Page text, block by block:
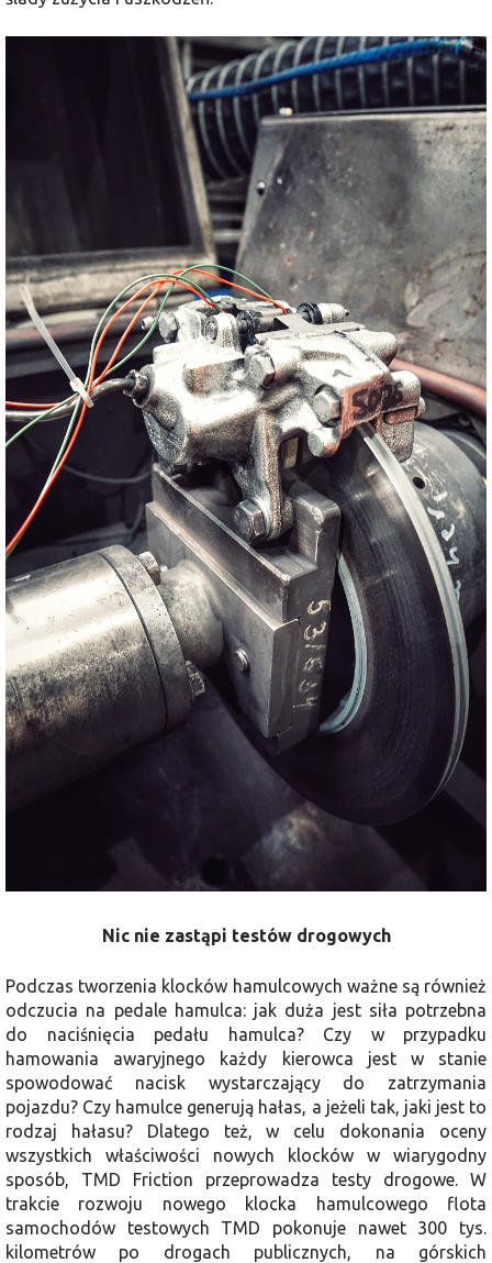
Nic nie zastąpi testów drogowych
Podczas tworzenia klocków hamulcowych ważne są również
odczucia na pedale hamulca: jak duża jest siła potrzebna
do naciśnięcia pedału hamulca? Czy w przypadku
hamowania awaryjnego każdy kierowca jest w stanie
spowodować nacisk wystarczający do zatrzymania
pojazdu? Czy hamulce generują hałas, a jeżeli tak, jaki jest to
rodzaj hałasu? Dlatego też, w celu dokonania oceny
wszystkich właściwości nowych klocków w wiarygodny
sposób, TMD Friction przeprowadza testy drogowe. W
trakcie rozwoju nowego klocka hamulcowego flota
samochodów testowych TMD pokonuje nawet 300 tys.
kilometrów po drogach publicznych, na górskich